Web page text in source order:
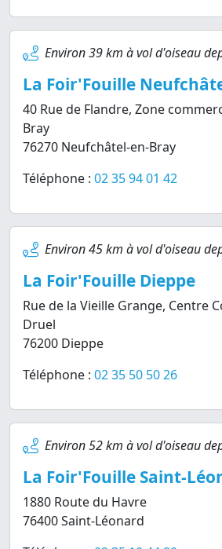
Environ 39 km à vol d'oiseau
La Foir'Fouille
40 Rue de Flandre, Zone
Bray
76270 Neufchâtel-en-Bray
Téléphone : 02 35 94 01 42
Environ 45 km à vol d'oiseau
La Foir'Fouille Dieppe
Rue de la Vieille Grange, Centre
Druel
76200 Dieppe
Téléphone : 02 35 50 50 26
Environ 52 km à vol d'oiseau
La Foir'Fouille Saint-
1880 Route du Havre
76400 Saint-Léonard